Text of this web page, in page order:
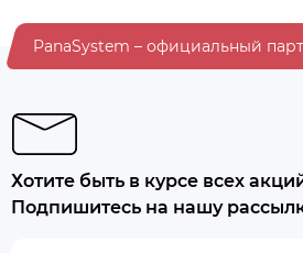
PanaSystem – официальный
Хотите быть в курсе всех
Подпишитесь на нашу